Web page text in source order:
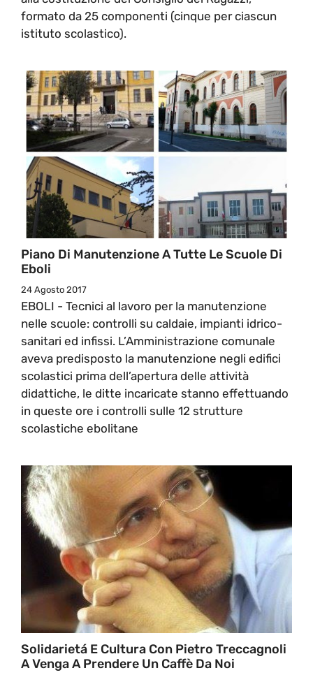
formato da 25 componenti (cinque per ciascun
istituto scolastico).
Piano Di Manutenzione A Tutte Le Scuole Di
Eboli
24 Agosto 2017
EBOLI - Tecnici al lavoro per la manutenzione
nelle scuole: controlli su caldaie, impianti idrico-
sanitari ed infissi. L’Amministrazione comunale
aveva predisposto la manutenzione negli edifici
scolastici prima dell’apertura delle attività
didattiche, le ditte incaricate stanno effettuando
in queste ore i controlli sulle 12 strutture
scolastiche ebolitane
Solidarietá E Cultura Con Pietro Treccagnoli
A Venga A Prendere Un Caffè Da Noi